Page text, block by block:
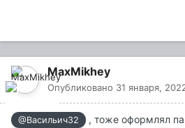
MaxMikhey
Опубликовано 31 января,
@Васильич32
, тоже оформлял